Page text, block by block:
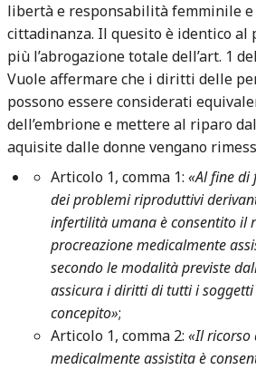
libertà e responsabilità femminile
cittadinanza. Il quesito è identico al
più l’abrogazione totale dell’art. 1
Vuole affermare che i diritti delle
possono essere considerati
dell’embrione e mettere al riparo
aquisite dalle donne vengano
Articolo 1, comma 1: «Al fine di
dei problemi riproduttivi
infertilità umana è consentito il
procreazione medicalmente
secondo le modalità previste
assicura i diritti di tutti i
concepito»;
Articolo 1, comma 2: «Il ricorso
medicalmente assistita è